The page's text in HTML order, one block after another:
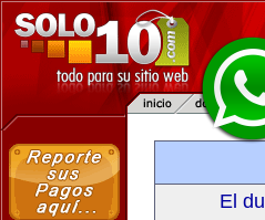
El